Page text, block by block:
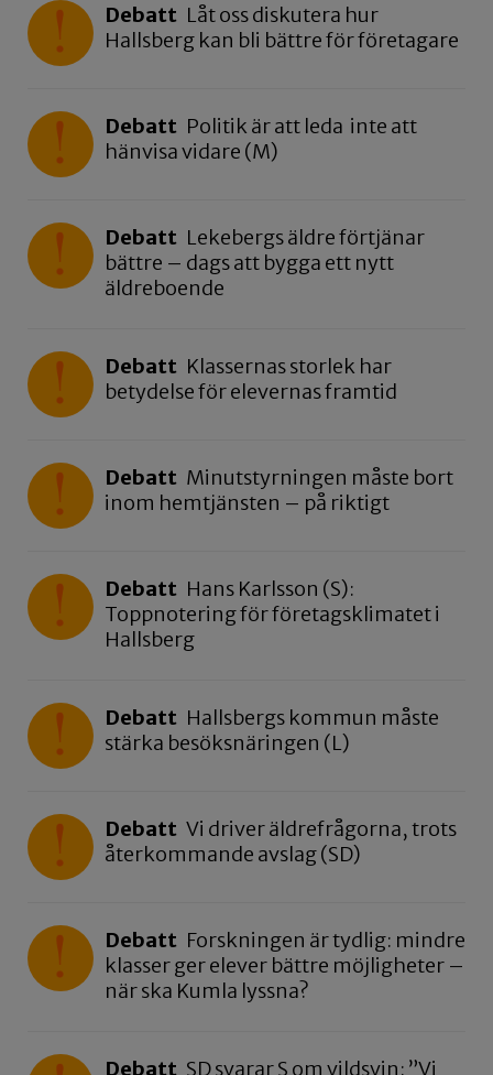
Debatt Låt oss diskutera hur
Hallsberg kan bli bättre för företagare
Debatt Politik är att leda inte att
hänvisa vidare (M)
Debatt Lekebergs äldre förtjänar
bättre – dags att bygga ett nytt
äldreboende
Debatt Klassernas storlek har
betydelse för elevernas framtid
Debatt Minutstyrningen måste bort
inom hemtjänsten – på riktigt
Debatt Hans Karlsson (S):
Toppnotering för företagsklimatet i
Hallsberg
Debatt Hallsbergs kommun måste
stärka besöksnäringen (L)
Debatt Vi driver äldrefrågorna, trots
återkommande avslag (SD)
Debatt Forskningen är tydlig: mindre
klasser ger elever bättre möjligheter –
när ska Kumla lyssna?
Debatt SD svarar S om vildsvin: ”Vi